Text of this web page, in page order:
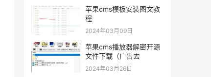
苹果cms模板安装图文教
程
2024年03月09日
苹果cms播放器解密开源
文件下载（广告去
2024年03月26日